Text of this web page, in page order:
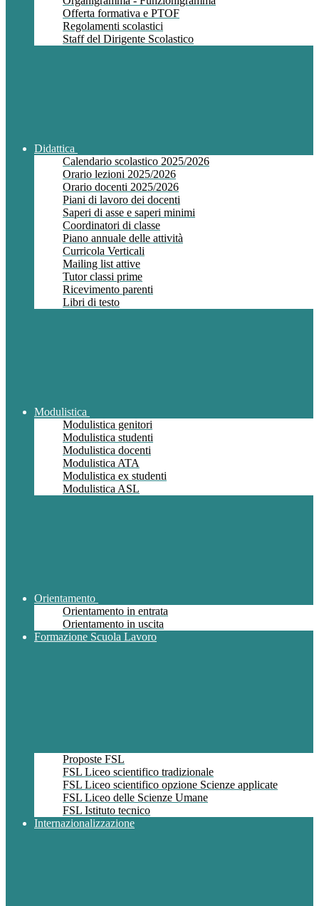
Offerta formativa e PTOF
Regolamenti scolastici
Staff del Dirigente Scolastico
Didattica
Calendario scolastico 2025/2026
Orario lezioni 2025/2026
Orario docenti 2025/2026
Piani di lavoro dei docenti
Saperi di asse e saperi minimi
Coordinatori di classe
Piano annuale delle attività
Curricola Verticali
Mailing list attive
Tutor classi prime
Ricevimento parenti
Libri di testo
Modulistica
Modulistica genitori
Modulistica studenti
Modulistica docenti
Modulistica ATA
Modulistica ex studenti
Modulistica ASL
Orientamento
Orientamento in entrata
Orientamento in uscita
Formazione Scuola Lavoro
Proposte FSL
FSL Liceo scientifico tradizionale
FSL Liceo scientifico opzione Scienze applicate
FSL Liceo delle Scienze Umane
FSL Istituto tecnico
Internazionalizzazione